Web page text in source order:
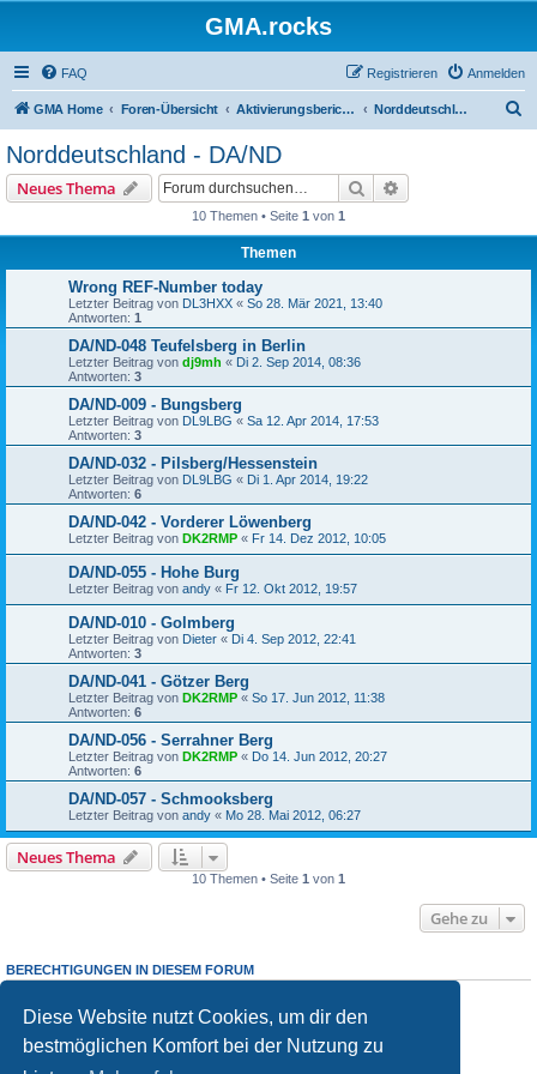
Diese Website nutzt Cookies, um dir den
bestmöglichen Komfort bei der Nutzung zu
GMA.rocks
FAQ Anmelden
Registrieren
GMA Home Foren-Übersicht Aktivierungsberichte / Activity Reports Norddeutschland - DA/ND
Norddeutschland - DA/ND
Neues Thema Suche
10 Themen • Seite 1 von 1
Themen
Wrong REF-Number today
Letzter Beitrag von DL3HXX « So 28. Mär 2021, 13:40
Antworten: 1
DA/ND-048 Teufelsberg in Berlin
Letzter Beitrag von dj9mh « Di 2. Sep 2014, 08:36
Antworten: 3
DA/ND-009 - Bungsberg
Letzter Beitrag von DL9LBG « Sa 12. Apr 2014, 17:53
Antworten: 3
DA/ND-032 - Pilsberg/Hessenstein
Letzter Beitrag von DL9LBG « Di 1. Apr 2014, 19:22
Antworten: 6
DA/ND-042 - Vorderer Löwenberg
Letzter Beitrag von DK2RMP « Fr 14. Dez 2012, 10:05
DA/ND-055 - Hohe Burg
Letzter Beitrag von andy « Fr 12. Okt 2012, 19:57
DA/ND-010 - Golmberg
Letzter Beitrag von Dieter « Di 4. Sep 2012, 22:41
Antworten: 3
DA/ND-041 - Götzer Berg
Letzter Beitrag von DK2RMP « So 17. Jun 2012, 11:38
Antworten: 6
DA/ND-056 - Serrahner Berg
Letzter Beitrag von DK2RMP « Do 14. Jun 2012, 20:27
Antworten: 6
DA/ND-057 - Schmooksberg
Letzter Beitrag von andy « Mo 28. Mai 2012, 06:27
Neues Thema
10 Themen • Seite 1 von 1
Gehe zu
BERECHTIGUNGEN IN DIESEM FORUM
Du darfst
keine Antworten zu Themen in diesem Forum erstellen.
Du darfst deine Beiträge in diesem Forumnichtändern.
Du darfst deine Beiträge in diesem Forum nicht löschen.
keine